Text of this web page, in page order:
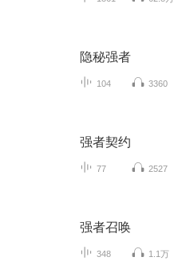
隐秘强者
104 3360
强者契约
77 2527
强者召唤
348 1.1万